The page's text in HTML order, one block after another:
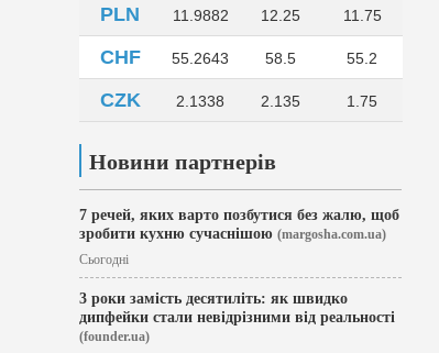
PLN 11.9882 12.25 11.75
CHF 55.2643 58.5 55.2
CZK 2.1338 2.135 1.75
Новини партнерів
7 речей, яких варто позбутися без жалю, щоб
зробити кухню сучаснішою (margosha.com.ua)
Сьогодні
3 роки замість десятиліть: як швидко
дипфейки стали невідрізними від реальності
(founder.ua)